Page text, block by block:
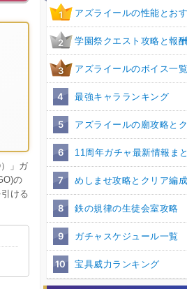
」ガ
の
ける
1 アズライールの性能とお
2 学園祭クエスト攻略と報
3 アズライールのボイス一覧
4 最強キャラランキング
5 アズライールの廟攻略と
6 11周年ガチャ最新情報ま
7 めしませ攻略とクリア編成
8 鉄の規律の生徒会室攻略
9 ガチャスケジュール一覧
10 宝具威力ランキング